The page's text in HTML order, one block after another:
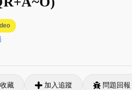
收藏 加入追蹤 問題回報